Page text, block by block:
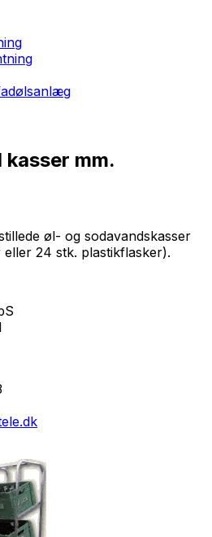
mm.
øl- og sodavandskasser
24 stk. plastikflasker).